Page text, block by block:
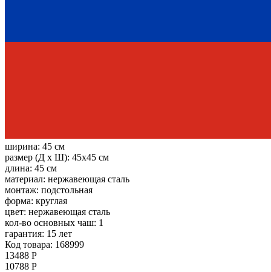
ширина: 45 см
размер (Д х Ш): 45x45 см
длина: 45 см
материал: нержавеющая сталь
монтаж: подстольная
форма: круглая
цвет: нержавеющая сталь
кол-во основных чаш: 1
гарантия: 15 лет
Код товара: 168999
13488 Р
10788 Р